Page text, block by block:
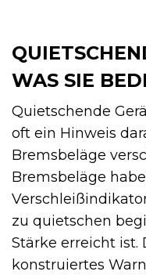
WAS SIE
Quietschende
oft ein Hinweis
Bremsbeläge
Bremsbeläge
zu quietschen
Stärke erreicht ist.
konstruiertes